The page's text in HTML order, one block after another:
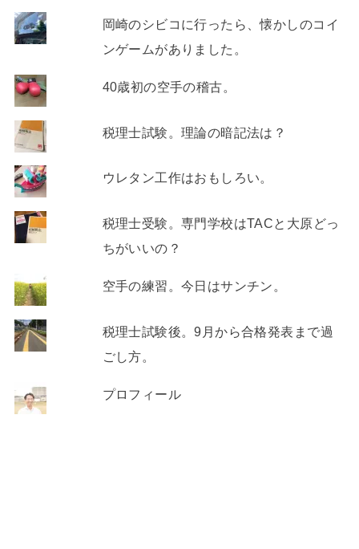
岡崎のシビコに行ったら、懐かしのコイ
ンゲームがありました。
40歳初の空手の稽古。
税理士試験。理論の暗記法は？
ウレタン工作はおもしろい。
税理士受験。専門学校はTACと大原どっ
ちがいいの？
空手の練習。今日はサンチン。
税理士試験後。9月から合格発表まで過
ごし方。
プロフィール